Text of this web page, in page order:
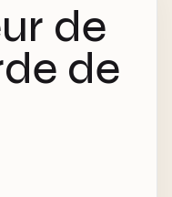
de
de